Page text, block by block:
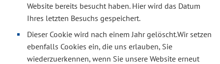
Website bereits besucht haben. Hier wird das Datum
Ihres letzten Besuchs gespeichert.
Dieser Cookie wird nach einem Jahr gelöscht.Wir setzen
ebenfalls Cookies ein, die uns erlauben, Sie
wiederzuerkennen, wenn Sie unsere Website erneut